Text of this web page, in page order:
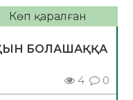
Көп қаралған
БОЛАШАҚҚА
4 0